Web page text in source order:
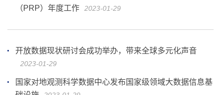
（PRP）年度工作
2023-01-29
开放数据现状研讨会成功举办，带来全球多元化声音
2023-01-29
国家对地观测科学数据中心发布国家级领域大数据信息基